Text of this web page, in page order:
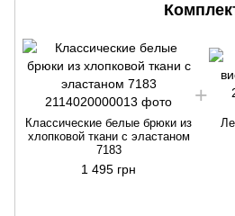
Классические белые брюки из
хлопковой ткани с эластаном
7183
1 495 грн